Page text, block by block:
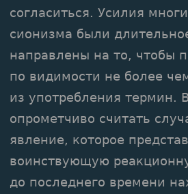
согласиться. Усилия
сионизма были
направлены на то, чтобы
по видимости не более
из употребления термин.
опрометчиво считать
явление, которое
воинствующую
до последнего времени